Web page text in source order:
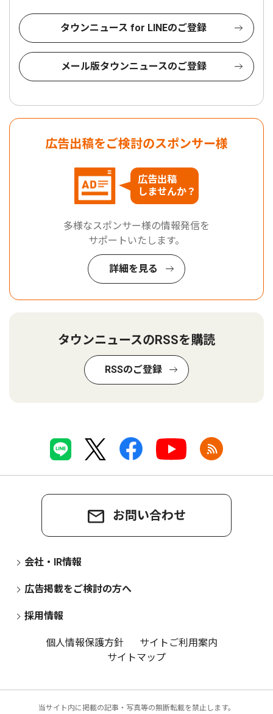
タウンニュース for LINEのご登録
メール版タウンニュースのご登録
広告出稿をご検討のスポンサー様
広告出稿
しませんか？
多様なスポンサー様の情報発信を
サポートいたします。
詳細を見る
タウンニュースのRSSを購読
RSSのご登録
お問い合わせ
会社・IR情報
広告掲載をご検討の方へ
採用情報
個人情報保護方針
サイトご利用案内
サイトマップ
当サイト内に掲載の記事・写真等の無断転載を禁止します。